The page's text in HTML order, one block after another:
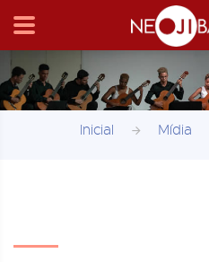
Inicial Mídia